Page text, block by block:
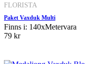
FLORISTA
Paket Vaxduk Multi
Finns i: 140xMetervara
79 kr